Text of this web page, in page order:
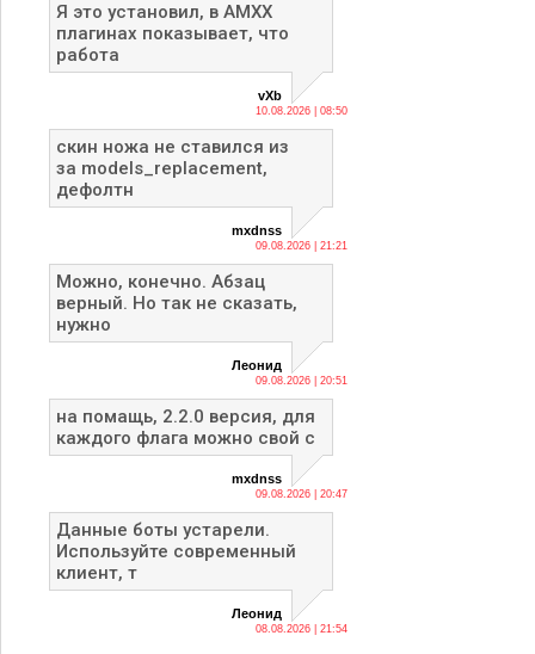
Я это установил, в AMXX
плагинах показывает, что
работа
vXb
10.08.2026 | 08:50
скин ножа не ставился из
за models_replacement,
дефолтн
mxdnss
09.08.2026 | 21:21
Можно, конечно. Абзац
верный. Но так не сказать,
нужно
Леонид
09.08.2026 | 20:51
на помащь, 2.2.0 версия, для
каждого флага можно свой с
mxdnss
09.08.2026 | 20:47
Данные боты устарели.
Используйте современный
клиент, т
Леонид
08.08.2026 | 21:54